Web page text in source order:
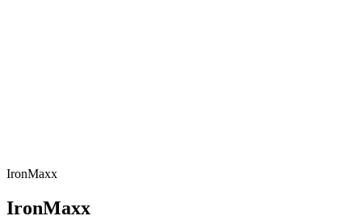
IronMaxx
IronMaxx